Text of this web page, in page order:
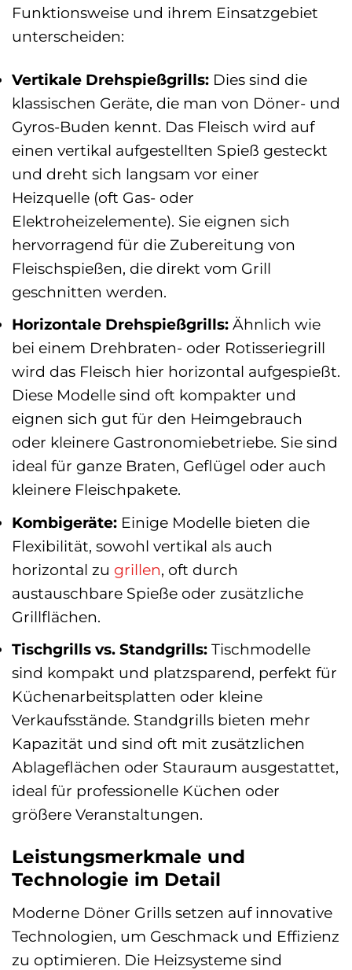
Funktionsweise und ihrem Einsatzgebiet
unterscheiden:
Vertikale Drehspießgrills: Dies sind die
klassischen Geräte, die man von Döner- und
Gyros-Buden kennt. Das Fleisch wird auf
einen vertikal aufgestellten Spieß gesteckt
und dreht sich langsam vor einer
Heizquelle (oft Gas- oder
Elektroheizelemente). Sie eignen sich
hervorragend für die Zubereitung von
Fleischspießen, die direkt vom Grill
geschnitten werden.
Horizontale Drehspießgrills: Ähnlich wie
bei einem Drehbraten- oder Rotisseriegrill
wird das Fleisch hier horizontal aufgespießt.
Diese Modelle sind oft kompakter und
eignen sich gut für den Heimgebrauch
oder kleinere Gastronomiebetriebe. Sie sind
ideal für ganze Braten, Geflügel oder auch
kleinere Fleischpakete.
Kombigeräte: Einige Modelle bieten die
Flexibilität, sowohl vertikal als auch
horizontal zu grillen, oft durch
austauschbare Spieße oder zusätzliche
Grillflächen.
Tischgrills vs. Standgrills: Tischmodelle
sind kompakt und platzsparend, perfekt für
Küchenarbeitsplatten oder kleine
Verkaufsstände. Standgrills bieten mehr
Kapazität und sind oft mit zusätzlichen
Ablageflächen oder Stauraum ausgestattet,
ideal für professionelle Küchen oder
größere Veranstaltungen.
Leistungsmerkmale und
Technologie im Detail
Moderne Döner Grills setzen auf innovative
Technologien, um Geschmack und Effizienz
zu optimieren. Die Heizsysteme sind